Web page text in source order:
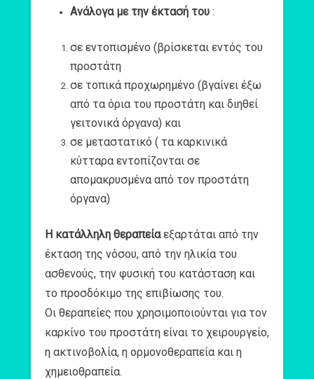
Ανάλογα με την έκτασή του :
σε εντοπισμένο (βρίσκεται εντός του
προστάτη
σε τοπικά προχωρημένο (βγαίνει έξω
από τα όρια του προστάτη και διηθεί
γειτονικά όργανα) και
σε μεταστατικό ( τα καρκινικά
κύτταρα εντοπίζονται σε
απομακρυσμένα από τον προστάτη
όργανα)
Η κατάλληλη θεραπείαεξαρτάται από την
έκταση της νόσου, από την ηλικία του
ασθενούς, την φυσική του κατάσταση και
το προσδόκιμο της επιβίωσης του.
Οι θεραπείες που χρησιμοποιούνται για τον
καρκίνο του προστάτη είναι το χειρουργείο,
η ακτινοβολία, η ορμονοθεραπεία και η
χημειοθραπεία.